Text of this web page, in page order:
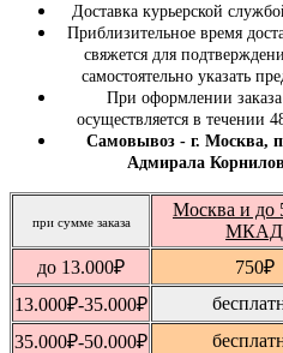
Доставка курьерской
Приблизительное время
свяжется для
самостоятельно указать
При оформлении
осуществляется в течении
Самовывоз - г. Москва,
Адмирала
при сумме заказа
Москва и до
МКАД
до 13.000₽ 750₽
13.000₽-35.000₽
35.000₽-50.000₽